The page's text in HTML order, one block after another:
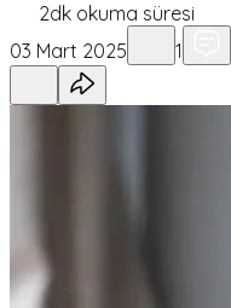
2dk okuma süresi
03 Mart 2025
1